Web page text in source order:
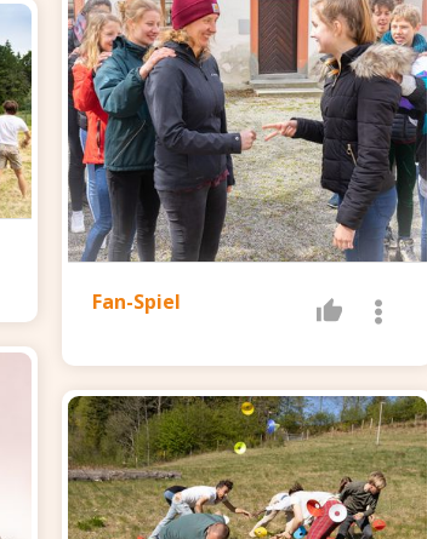
Fan-Spiel